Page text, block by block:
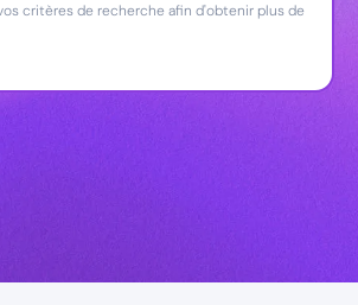
critères de recherche afin d'obtenir plus de